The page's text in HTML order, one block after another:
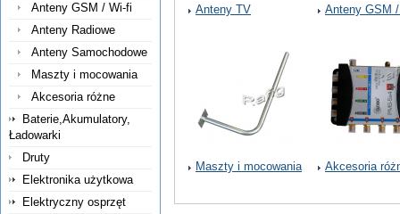
Anteny GSM / Wi-fi
Anteny Radiowe
Anteny Samochodowe
Maszty i mocowania
Akcesoria różne
Baterie,Akumulatory,
Ładowarki
Druty
Elektronika użytkowa
Elektryczny osprzęt
Anteny TV Anteny GSM
Maszty i mocowania Akcesoria